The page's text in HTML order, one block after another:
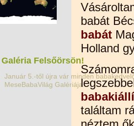
Felsőörsön!
Január 5.-től újra vár minden
MeseBabaVilág Galériája.
babát
babát
Holland
találtam